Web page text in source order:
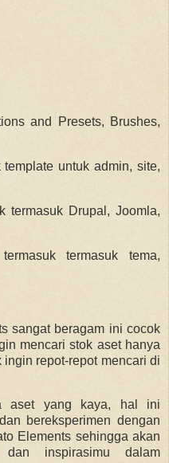
and Presets, Brushes,
untuk admin, site,
termasuk Drupal, Joomla,
termasuk tema,
sangat beragam ini cocok
mencari stok aset hanya
repot-repot mencari di
aset yang kaya, hal ini
bereksperimen dengan
Elements sehingga akan
dan inspirasimu dalam